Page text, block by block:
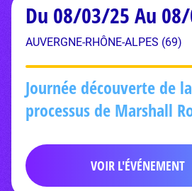
Du 08/03/25 Au
AUVERGNE-RHÔNE-ALPES (69)
Journée découverte de
processus de Marshall
VOIR L'ÉVÉNEMENT